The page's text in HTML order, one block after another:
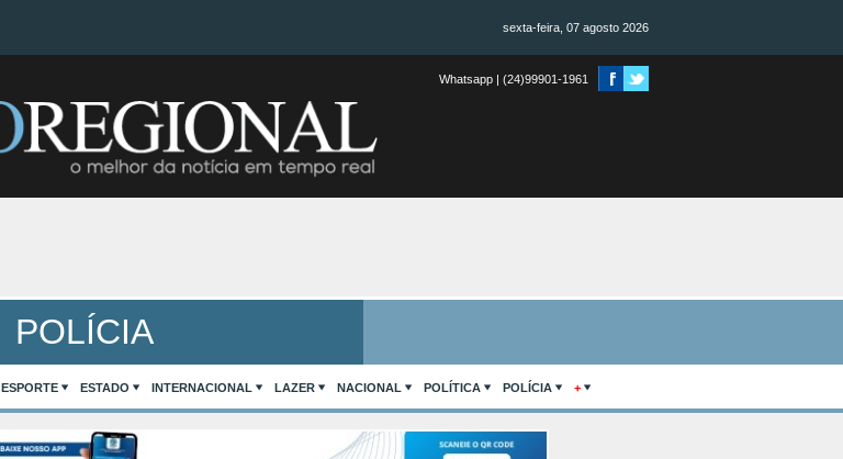
sexta-feira, 07 agosto 2026
Whatsapp | (24)99901-1961
POLÍCIA
ESPORTE ESTADO INTERNACIONAL LAZER NACIONAL POLÍTICA POLÍCIA +